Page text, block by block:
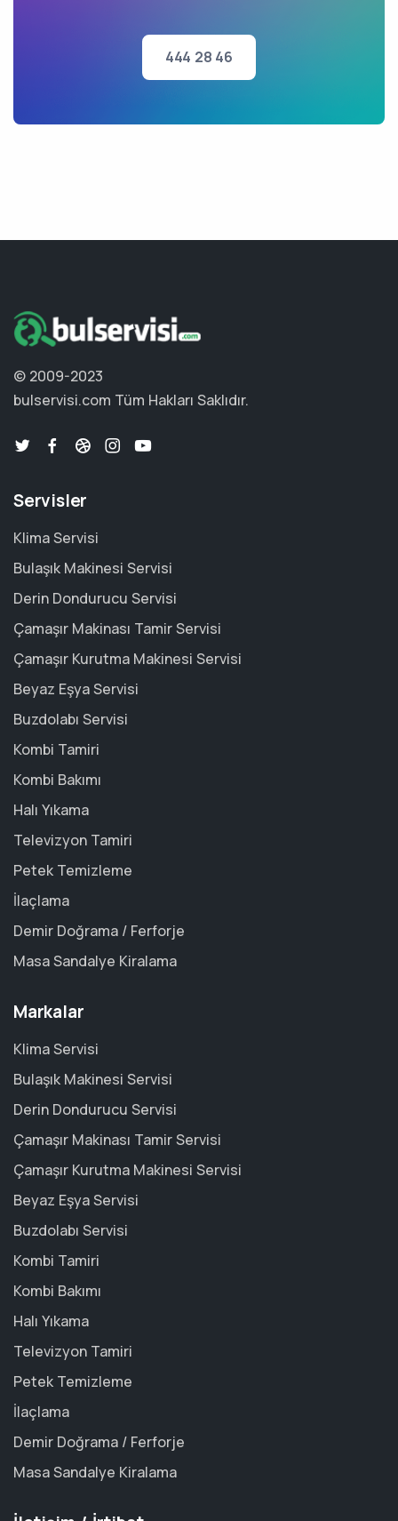
444 28 46
© 2009-2023
bulservisi.com Tüm Hakları Saklıdır.
Servisler
Klima Servisi
Bulaşık Makinesi Servisi
Derin Dondurucu Servisi
Çamaşır Makinası Tamir Servisi
Çamaşır Kurutma Makinesi Servisi
Beyaz Eşya Servisi
Buzdolabı Servisi
Kombi Tamiri
Kombi Bakımı
Halı Yıkama
Televizyon Tamiri
Petek Temizleme
İlaçlama
Demir Doğrama / Ferforje
Masa Sandalye Kiralama
Markalar
Klima Servisi
Bulaşık Makinesi Servisi
Derin Dondurucu Servisi
Çamaşır Makinası Tamir Servisi
Çamaşır Kurutma Makinesi Servisi
Beyaz Eşya Servisi
Buzdolabı Servisi
Kombi Tamiri
Kombi Bakımı
Halı Yıkama
Televizyon Tamiri
Petek Temizleme
İlaçlama
Demir Doğrama / Ferforje
Masa Sandalye Kiralama